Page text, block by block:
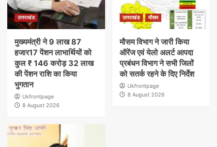
उत्तराखंड
मुख्यमंत्री ने 9 लाख 87
हजार17 पेंशन लाभार्थियों को
कुल ₹ 146 करोड़ 32 लाख
की पेंशन राशि का किया
भुगतान
Ukfrontpage
8 August 2026
उत्तराखंड मौसम
मौसम विभाग ने जारी किया
ऑरेंज एवं येलो अलर्ट आपदा
प्रबंधन विभाग ने सभी जिलों
को सतर्क रहने के दिए निर्देश
Ukfrontpage
8 August 2026